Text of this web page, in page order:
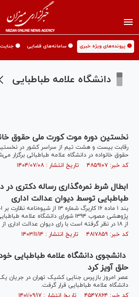
🟡 پرونده‌های ویژه خبری 🟡 سامانه‌های قضایی 🟡
دانشگاه علامه طباطبایی
نخستین دوره موت کورت ملی حقوق
رقابت بیست و هشت تیم از سراسر کشور در
حقوق خانواده در دانشگاه علامه طباطبائی برگزار
کد خبر: ۴۸۵۹۱۰۷ تاریخ انتشار : ۱۴۰۴/۰۷/۰۸
ابطال شرط نمره‌گذاری رساله دکتری در
طباطبایی توسط دیوان عدالت اداری
بند ۱ ماده ۱۶ کاربرگ شماره ۱۳ از
پژوهشی مصوب ۱۳۹۴ شورای دانشگاه
از ۱۸ در نظر گرفته است با رای دیوان عدالت اداری از تاریخ تصویب ابطال شد.
کد خبر: ۴۸۱۷۸۵۹ تاریخ انتشار : ۱۴۰۳/۱۱/۱۴
دانشجوی دانشگاه علامه طباطبایی
حلق آویز کرد
عصر امروز بازپرس جنایی کشیک تهران در جریان
دانشگاه علامه طباطبایی قرار گرفت.